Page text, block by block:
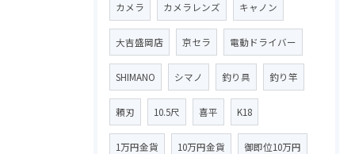
カメラ カメラレンズ キャノン
大吉盛岡店 京セラ 電動ドライバー
SHIMANO シマノ 釣り具 釣り竿
頼刃 10.5尺 喜平 K18
1万円金貨 10万円金貨 御即位10万円